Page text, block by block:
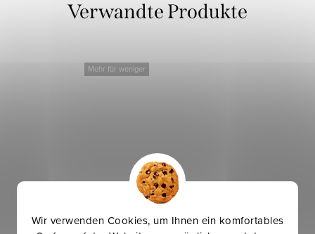
Wir verwenden Cookies, um Ihnen ein komfortables
Verwandte Produkte
Mehr für weniger